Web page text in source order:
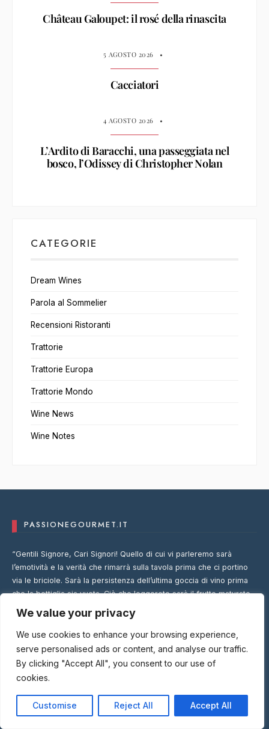
We value your privacy
We use cookies to enhance your browsing experience,
serve personalised ads or content, and analyse our traffic.
By clicking "Accept All", you consent to our use of
cookies.
Customise Reject All Accept All
Château Galoupet: il rosé della rinascita
5 AGOSTO 2026 •
Cacciatori
4 AGOSTO 2026 •
L’Ardito di Baracchi, una passeggiata nel
bosco, l’Odissey di Christopher Nolan
CATEGORIE
Dream Wines
Parola al Sommelier
Recensioni Ristoranti
Trattorie
Trattorie Europa
Trattorie Mondo
Wine News
Wine Notes
PASSIONEGOURMET.IT
“Gentili Signore, Cari Signori! Quello di cui vi parleremo sarà
l’emotività e la verità che rimarrà sulla tavola prima che ci portino
via le briciole. Sarà la persistenza dell’ultima goccia di vino prima
che la bottiglia sia vuota. Ciò che leggerete sarà il frutto maturato
dalla pianta della passione che questi giovani hanno coltivato per
Il Presidente, 20 Luglio 2009.